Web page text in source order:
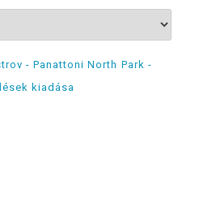
- Panattoni North Park -
kiadása